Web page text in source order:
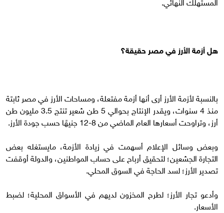
هل أزمة الأرز في مصر حقيقة؟
بالنسبة لأزمة الأرز أرى أنها أزمة مفتعلة، ومساحات الأرز في مصر ثابتة
منذ 4 سنوات، ويقدر الإنتاج بحوالي 5 طن شعير تنتج 3.5 مليون طن
أرز، وتراوحت أسعارها العام الماضي من 8-12 جنيهًا حسب جودة الأرز.
وبعض وسائل الإعلام أسهمت في زيادة الأزمة، مايستغله بعض
التجارة الجشعين؛ لتحقيق أرباح على حساب المواطنين، والدولة أوقفت
تصدير الأرز؛ لسد الحاجة في السوق المحلي.
وأدعو تجار الأرز؛ لطرح المخزون لديهم في الأسواق المحلية؛ لضبط
الأسعار.